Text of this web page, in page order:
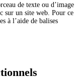
de texte ou d’image
sur un site web. Pour ce
à l’aide de balises